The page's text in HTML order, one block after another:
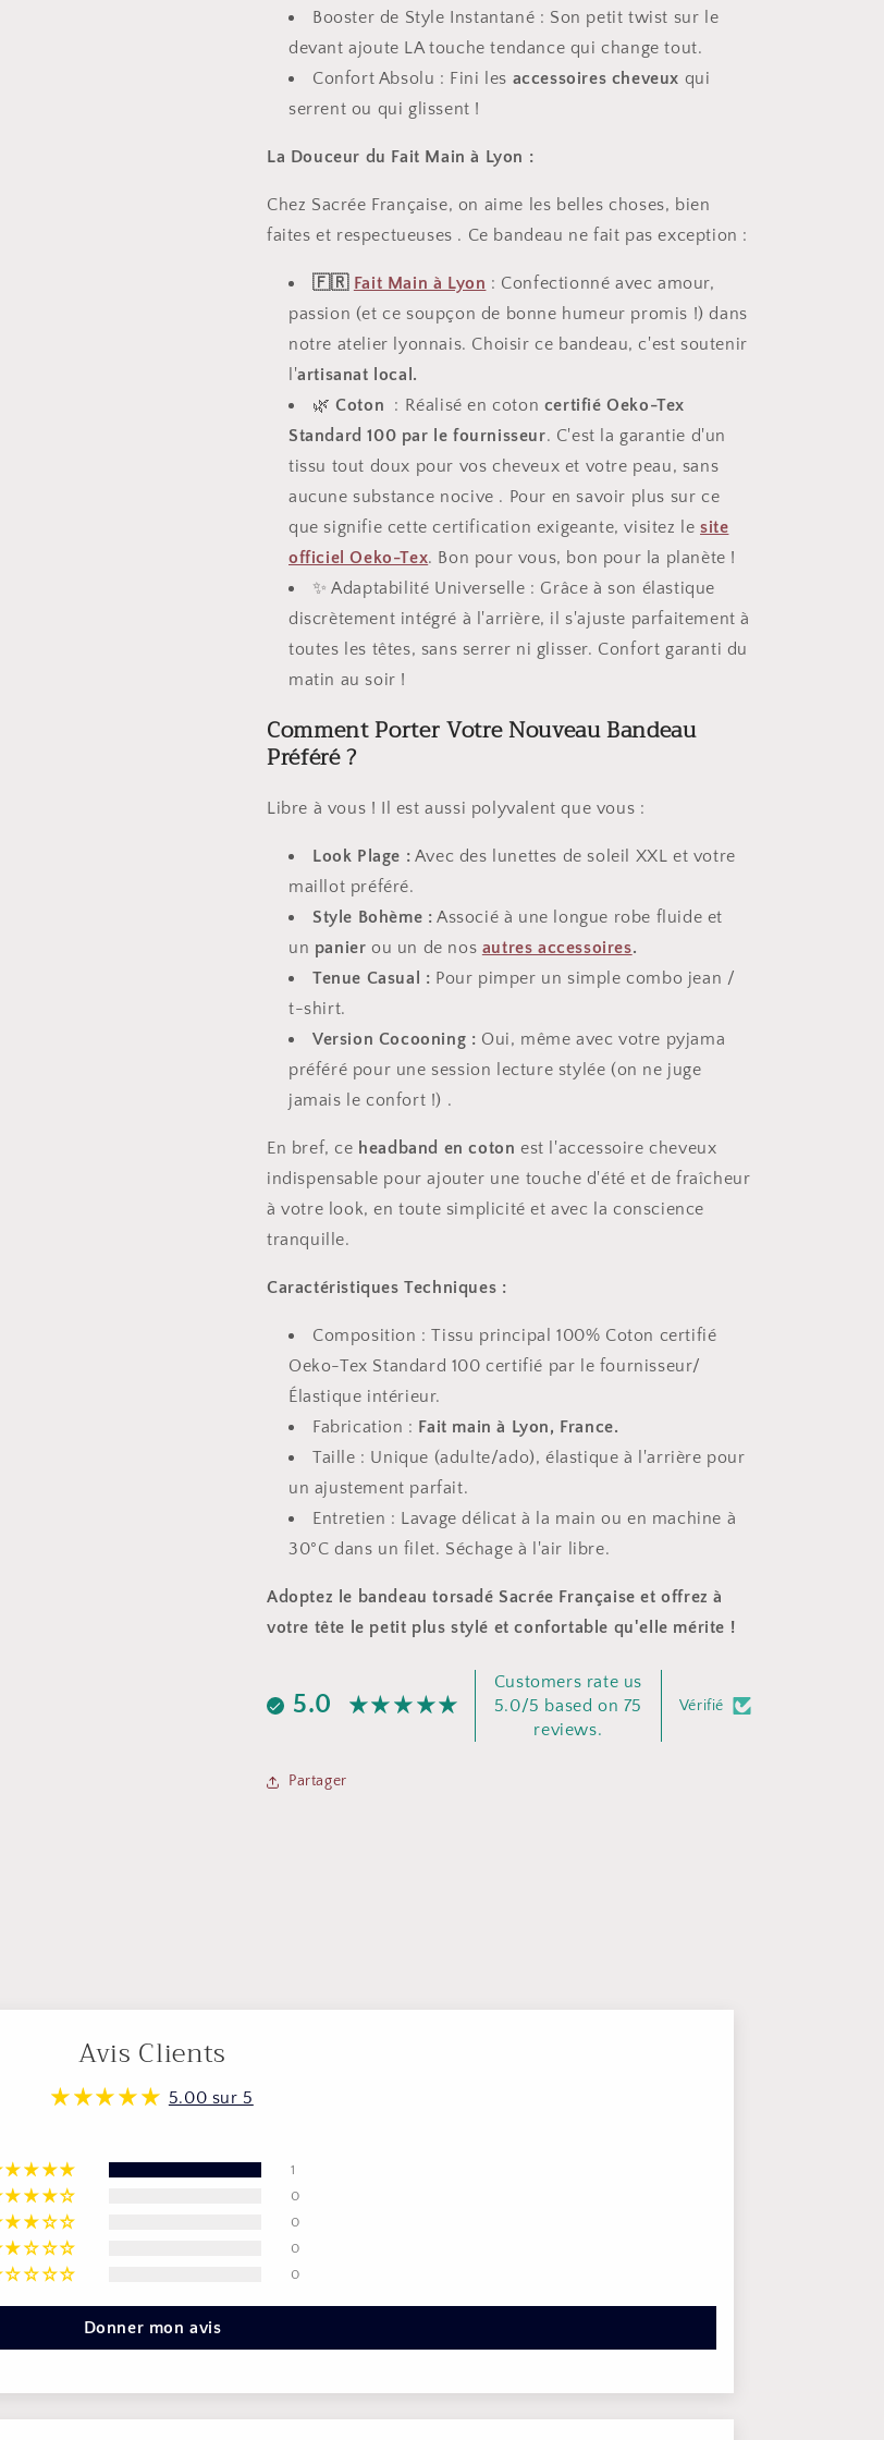
Booster de Style Instantané : Son petit twist sur le
devant ajoute LA touche tendance qui change tout.
Confort Absolu : Fini les accessoires cheveux qui
serrent ou qui glissent !
La Douceur du Fait Main à Lyon :
Chez Sacrée Française, on aime les belles choses, bien
faites et respectueuses . Ce bandeau ne fait pas exception :
🇫🇷 Fait Main à Lyon : Confectionné avec amour,
passion (et ce soupçon de bonne humeur promis !) dans
notre atelier lyonnais. Choisir ce bandeau, c'est soutenir
l'artisanat local.
🌿Coton : Réalisé en coton certifié Oeko-Tex
Standard 100 par le fournisseur. C'est la garantie d'un
tissu tout doux pour vos cheveux et votre peau, sans
aucune substance nocive . Pour en savoir plus sur ce
que signifie cette certification exigeante, visitez lesite
officiel Oeko-Tex. Bon pour vous, bon pour la planète !
✨ Adaptabilité Universelle : Grâce à son élastique
discrètement intégré à l'arrière, il s'ajuste parfaitement à
toutes les têtes, sans serrer ni glisser. Confort garanti du
matin au soir !
Comment Porter Votre Nouveau Bandeau
Préféré ?
Libre à vous ! Il est aussi polyvalent que vous :
Look Plage : Avec des lunettes de soleil XXL et votre
maillot préféré.
Style Bohème : Associé à une longue robe fluide et
un panier ou un de nos autres accessoires.
Tenue Casual : Pour pimper un simple combo jean /
t-shirt.
Version Cocooning : Oui, même avec votre pyjama
préféré pour une session lecture stylée (on ne juge
jamais le confort !) .
En bref, ce headband en coton est l'accessoire cheveux
indispensable pour ajouter une touche d'été et de fraîcheur
à votre look, en toute simplicité et avec la conscience
tranquille.
Caractéristiques Techniques :
Composition : Tissu principal 100% Coton certifié
Oeko-Tex Standard 100 certifié par le fournisseur/
Élastique intérieur.
Fabrication : Fait main à Lyon, France.
Taille : Unique (adulte/ado), élastique à l'arrière pour
un ajustement parfait.
Entretien : Lavage délicat à la main ou en machine à
30°C dans un filet. Séchage à l'air libre.
Adoptez le bandeau torsadé Sacrée Française et offrez à
votre tête le petit plus stylé et confortable qu'elle mérite !
5.0
Customers rate us
5.0/5 based on 75
reviews.
Vérifié
Partager
Avis Clients
5.00 sur 5
1
0
0
0
0
Donner mon avis